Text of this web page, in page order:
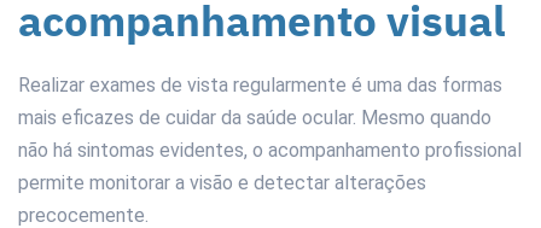
acompanhamento visual
Realizar exames de vista regularmente é uma das formas
mais eficazes de cuidar da saúde ocular. Mesmo quando
não há sintomas evidentes, o acompanhamento profissional
permite monitorar a visão e detectar alterações
precocemente.